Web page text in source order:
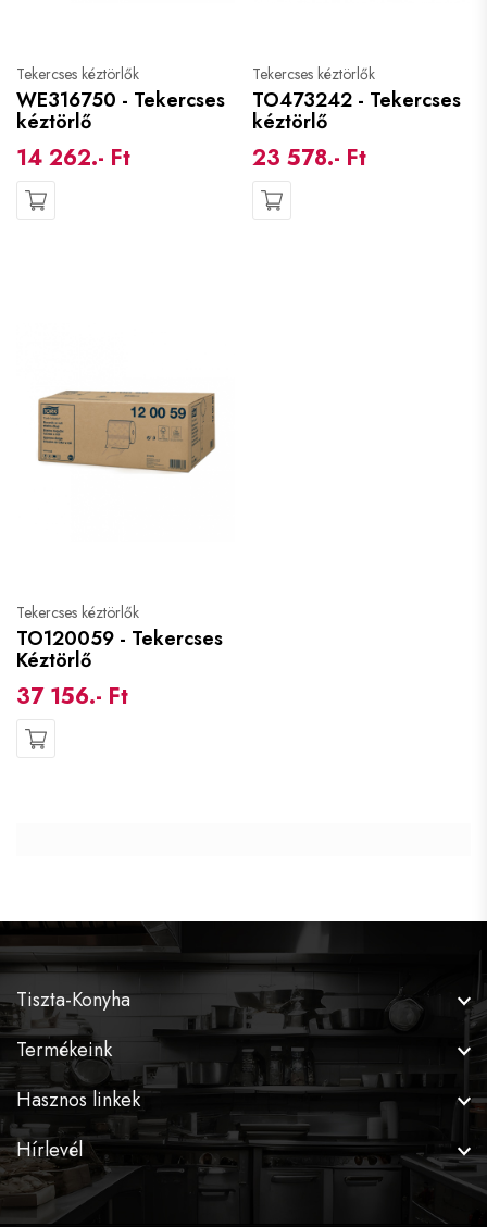
Tekercses kéztörlők
WE316750 - Tekercses
kéztörlő
14 262.- Ft
Tekercses kéztörlők
TO473242 - Tekercses
kéztörlő
23 578.- Ft
Tekercses kéztörlők
TO120059 - Tekercses
Kéztörlő
37 156.- Ft
Tiszta-Konyha
Termékeink
Hasznos linkek
Hírlevél